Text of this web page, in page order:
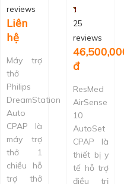
reviews
Liên
hệ
Máy trợ
thở
Philips
DreamStation
Auto
CPAP là
máy trợ
thở 1
chiều hỗ
trợ thở
25
reviews
đ
ResMed
AirSense
10
AutoSet
CPAP là
thiết bị y
tế hỗ trợ
điều trị